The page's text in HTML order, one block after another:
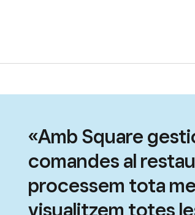
«Amb Square
comandes al
processem tota
visualitzem totes